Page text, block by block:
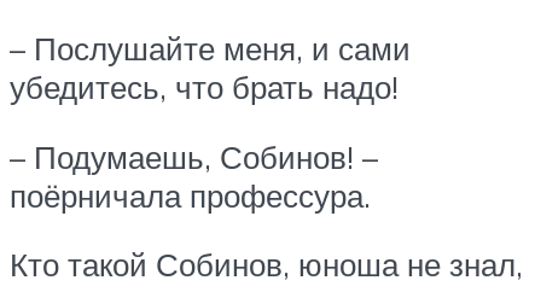
– Послушайте меня, и сами
убедитесь, что брать надо!
– Подумаешь, Собинов! –
поёрничала профессура.
Кто такой Собинов, юноша не знал,